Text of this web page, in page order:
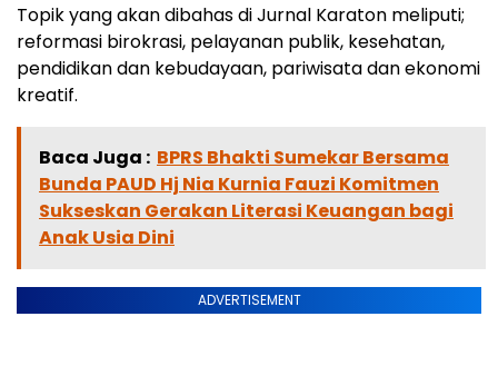
Topik yang akan dibahas di Jurnal Karaton meliputi;
reformasi birokrasi, pelayanan publik, kesehatan,
pendidikan dan kebudayaan, pariwisata dan ekonomi
kreatif.
Baca Juga : BPRS Bhakti Sumekar Bersama
Bunda PAUD Hj Nia Kurnia Fauzi Komitmen
Sukseskan Gerakan Literasi Keuangan bagi
Anak Usia Dini
ADVERTISEMENT